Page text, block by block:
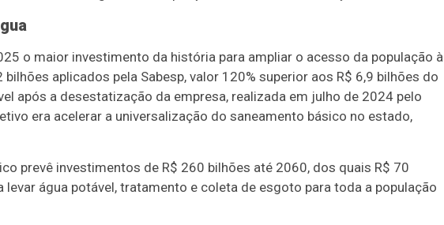
o maior investimento da história para ampliar o acesso da população à
aplicados pela Sabesp, valor 120% superior aos R$ 6,9 bilhões do
após a desestatização da empresa, realizada em julho de 2024 pelo
era acelerar a universalização do saneamento básico no estado,
prevê investimentos de R$ 260 bilhões até 2060, dos quais R$ 70
água potável, tratamento e coleta de esgoto para toda a população